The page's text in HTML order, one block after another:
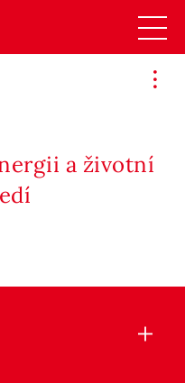
a životní